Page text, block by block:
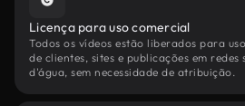
Licença para uso comercial
Todos os vídeos estão liberados para
de clientes, sites e publicações em redes
d'água, sem necessidade de atribuição.